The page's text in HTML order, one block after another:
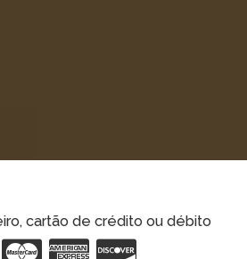
cartão de crédito ou débito